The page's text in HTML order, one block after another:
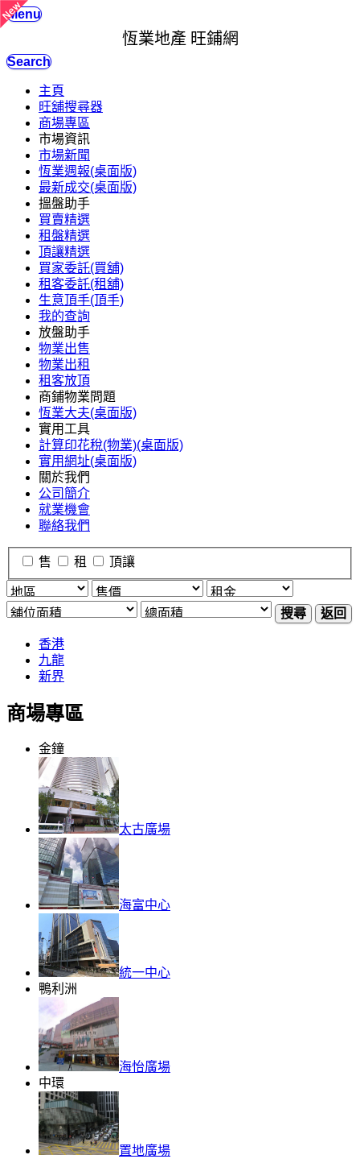
Menu
恆業地產 旺鋪網
Search
主頁
旺舖搜尋器
商場專區
市場資訊
市場新聞
恆業週報(桌面版)
最新成交(桌面版)
搵盤助手
買賣精選
租盤精選
頂讓精選
買家委託(買舖)
租客委託(租舖)
生意頂手(頂手)
我的查詢
放盤助手
物業出售
物業出租
租客放頂
商鋪物業問題
恆業大夫(桌面版)
實用工具
計算印花稅(物業)(桌面版)
實用網址(桌面版)
關於我們
公司簡介
就業機會
聯絡我們
售 租 頂讓
搜尋 返回
香港
九龍
新界
商場專區
金鐘
太古廣場
海富中心
統一中心
鴨利洲
海怡廣場
中環
置地廣場